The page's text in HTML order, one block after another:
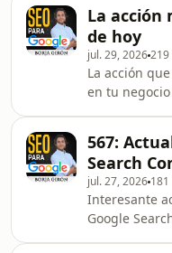
Negocios con
https://
Libros:
https://
en un
https://
para-google-
-1693061/
Marketing
https://
Negocios con
https://
La acción
de hoy
jul. 29, 2026219
La acción
en tu
con
https://
mandarme
del día que
en mi
resumido en
567:
Search
jul. 27, 2026 181
Interesante
Google